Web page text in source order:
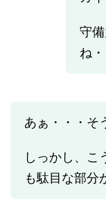
守
ね・
あぁ・・・そ
しっかし、こ
も駄目な部分